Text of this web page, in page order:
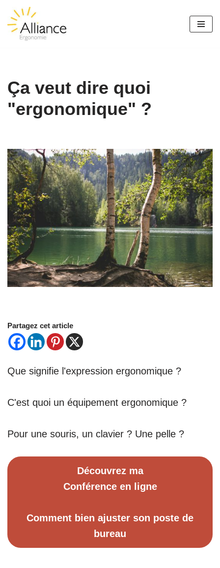
Aller
Ça veut dire quoi
"ergonomique" ?
Partagez cet article
Que signifie l'expression ergonomique ?
C'est quoi un équipement ergonomique ?
Pour une souris, un clavier ? Une pelle ?
Découvrez ma
Conférence en ligne
Comment bien ajuster son poste de
bureau